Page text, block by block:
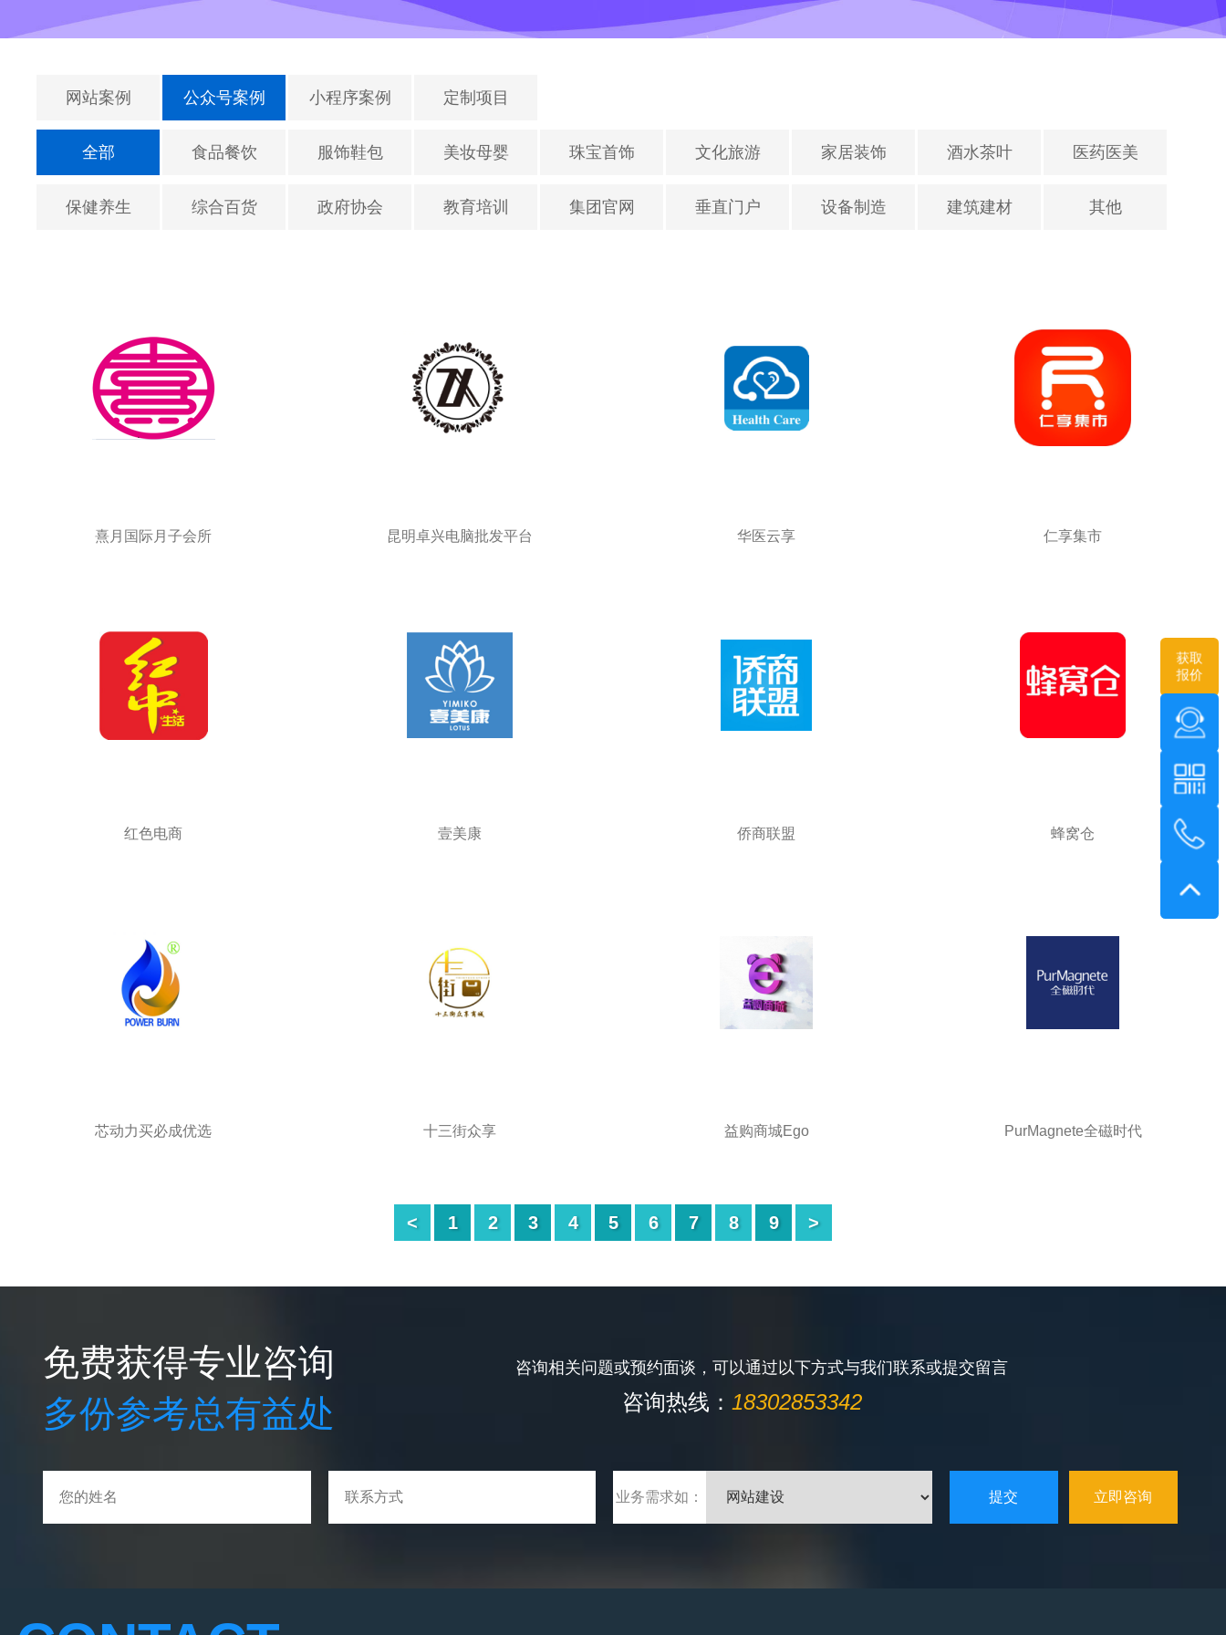
获取
报价
网站案例 公众号案例 小程序案例 定制项目
全部 食品餐饮 服饰鞋包 美妆母婴 珠宝首饰 文化旅游 家居装饰 酒水茶叶 医药医美
保健养生 综合百货 政府协会 教育培训 集团官网 垂直门户 设备制造 建筑建材 其他
熹月国际月子会所 昆明卓兴电脑批发平台 华医云享 仁享集市
红色电商 壹美康 侨商联盟 蜂窝仓
芯动力买必成优选 十三街众享 益购商城Ego PurMagnete全磁时代
< 1 2 3 4 5 6 7 8 9 >
免费获得专业咨询
多份参考总有益处
咨询相关问题或预约面谈，可以通过以下方式与我们联系或提交留言
咨询热线： 18302853342
业务需求如： 立即咨询